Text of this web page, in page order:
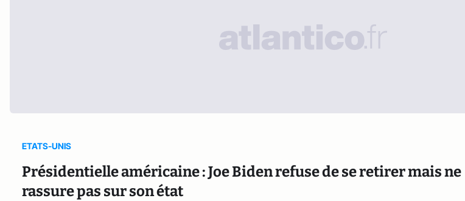
ETATS-UNIS
Présidentielle américaine : Joe Biden refuse de se retirer mais ne
rassure pas sur son état